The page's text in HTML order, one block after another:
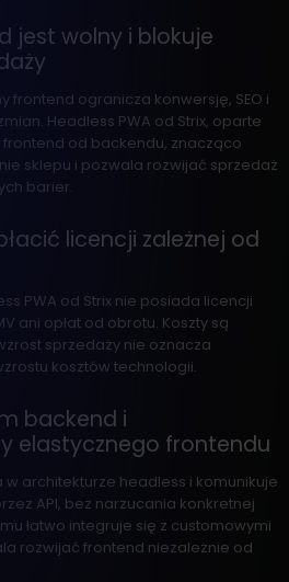
jest wolny i blokuje
frontend ogranicza konwersję, SEO i
Headless PWA od Strix, oparte
frontend od backendu, znacząco
sklepu i pozwala rozwijać sprzedaż
barier.
licencji zależnej od
PWA od Strix nie posiada licencji
ani opłat od obrotu. Koszty są
sprzedaży nie oznacza
kosztów technologii.
backend i
elastycznego frontendu
w architekturze headless i komunikuje
API, bez narzucania konkretnej
łatwo integruje się z customowymi
rozwijać frontend niezależnie od